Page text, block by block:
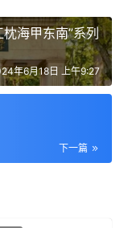
海甲东南”系列
年6月18日 上午9:27
下一篇